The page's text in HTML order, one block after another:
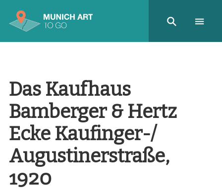
Das Kaufhaus
Bamberger & Hertz
Ecke Kaufinger-/
Augustinerstraße,
1920